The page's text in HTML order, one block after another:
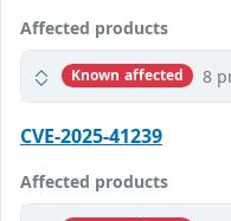
Affected products
Known affected 8
CVE-2025-41239
Affected products